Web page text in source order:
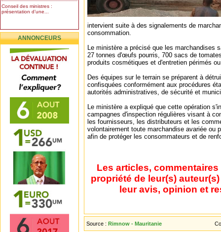
Conseil des ministres :
présentation d’une...
ANNONCEURS
intervient suite à des signalements de
consommation.
Le ministère a précisé que les marchandises
27 tonnes d'œufs pourris, 700 sacs de
produits cosmétiques et d'entretien périmés
Des équipes sur le terrain se préparent à
confisquées conformément aux procédures
autorités administratives, de sécurité et
Le ministère a expliqué que cette opération
campagnes d'inspection régulières visant à
les fournisseurs, les distributeurs et les
volontairement toute marchandise avariée ou
afin de protéger les consommateurs et de
Les articles,
propriété de leur(s)
leur avis, opinion et
Source : Rimnow - Mauritanie